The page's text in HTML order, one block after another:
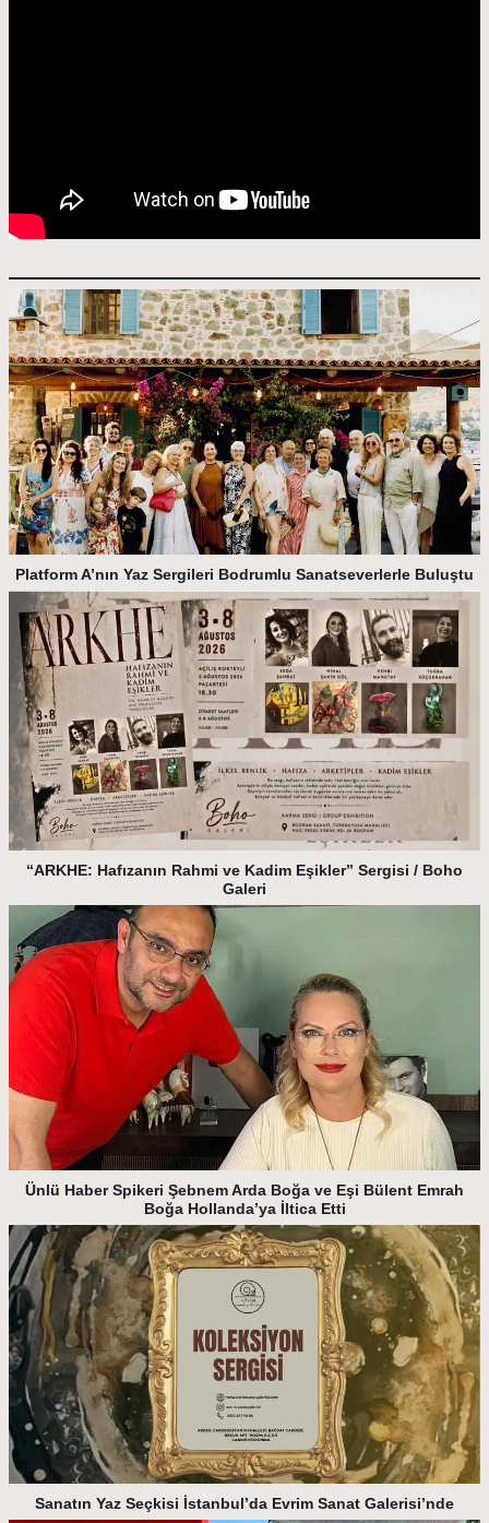
Platform A’nın Yaz Sergileri Bodrumlu Sanatseverlerle Buluştu
“ARKHE: Hafızanın Rahmi ve Kadim Eşikler” Sergisi / Boho
Galeri
Ünlü Haber Spikeri Şebnem Arda Boğa ve Eşi Bülent Emrah
Boğa Hollanda’ya İltica Etti
Sanatın Yaz Seçkisi İstanbul’da Evrim Sanat Galerisi’nde